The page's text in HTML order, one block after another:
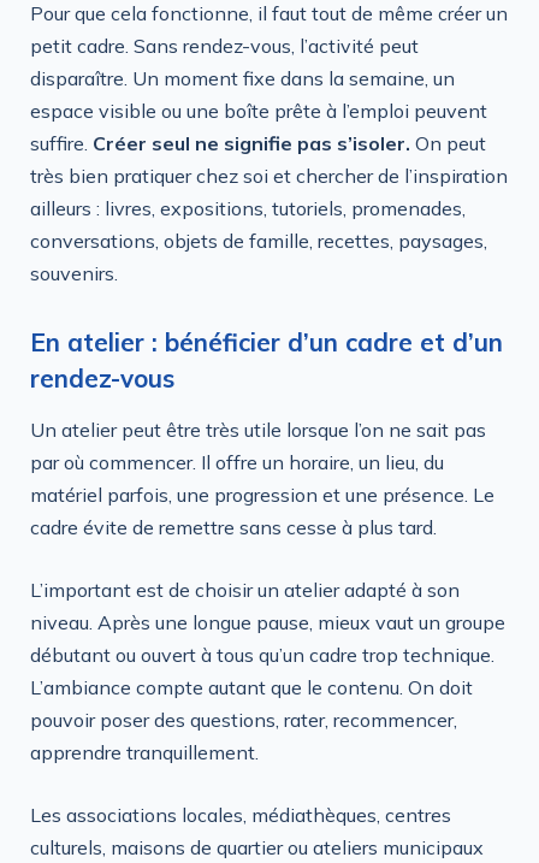
Pour que cela fonctionne, il faut tout de même créer un
petit cadre. Sans rendez-vous, l’activité peut
disparaître. Un moment fixe dans la semaine, un
espace visible ou une boîte prête à l’emploi peuvent
suffire. Créer seul ne signifie pas s’isoler. On peut
très bien pratiquer chez soi et chercher de l’inspiration
ailleurs : livres, expositions, tutoriels, promenades,
conversations, objets de famille, recettes, paysages,
souvenirs.
En atelier : bénéficier d’un cadre et d’un
rendez-vous
Un atelier peut être très utile lorsque l’on ne sait pas
par où commencer. Il offre un horaire, un lieu, du
matériel parfois, une progression et une présence. Le
cadre évite de remettre sans cesse à plus tard.
L’important est de choisir un atelier adapté à son
niveau. Après une longue pause, mieux vaut un groupe
débutant ou ouvert à tous qu’un cadre trop technique.
L’ambiance compte autant que le contenu. On doit
pouvoir poser des questions, rater, recommencer,
apprendre tranquillement.
Les associations locales, médiathèques, centres
culturels, maisons de quartier ou ateliers municipaux